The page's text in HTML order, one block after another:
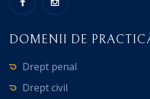
DOMENII DE
Drept penal
Drept civil